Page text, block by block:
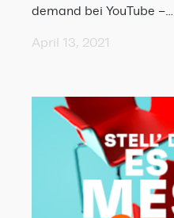
demand bei YouTube –…
April 13, 2021